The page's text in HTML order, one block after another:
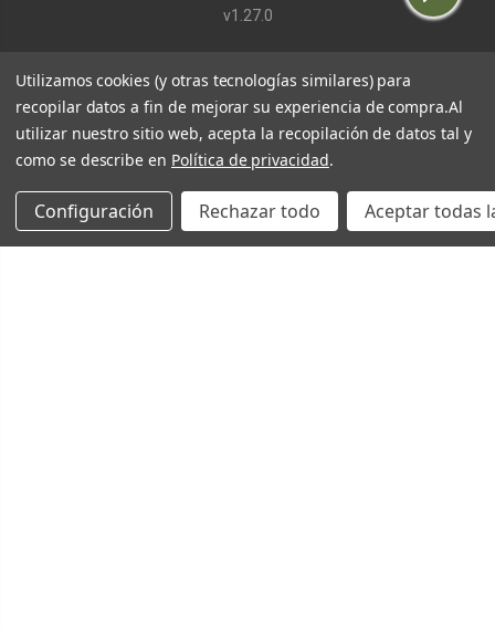
v1.27.0
Utilizamos cookies (y otras tecnologías similares) para
recopilar datos a fin de mejorar su experiencia de compra.Al
utilizar nuestro sitio web, acepta la recopilación de datos tal y
como se describe en Política de privacidad.
Configuración Rechazar todo Aceptar todas